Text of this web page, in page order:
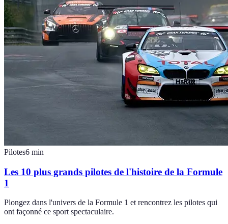
Pilotes6 min
Les 10 plus grands pilotes de l'histoire de la Formule
1
Plongez dans l'univers de la Formule 1 et rencontrez les pilotes qui
ont façonné ce sport spectaculaire.